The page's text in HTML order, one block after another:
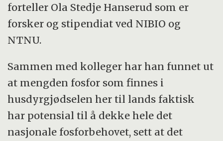
forteller Ola Stedje Hanserud som er
forsker og stipendiat ved NIBIO og
NTNU.
Sammen med kolleger har han funnet ut
at mengden fosfor som finnes i
husdyrgjødselen her til lands faktisk
har potensial til å dekke hele det
nasjonale fosforbehovet, sett at det